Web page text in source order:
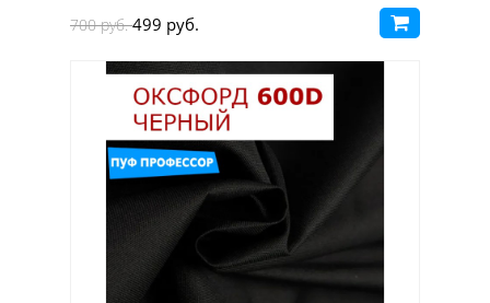
700 руб.499 руб.